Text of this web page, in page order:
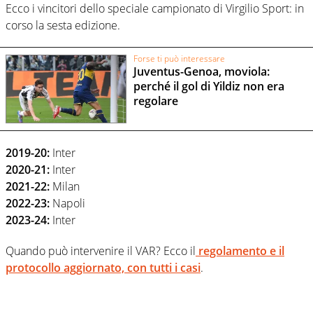
Ecco i vincitori dello speciale campionato di Virgilio Sport: in
corso la sesta edizione.
Forse ti può interessare
Juventus-Genoa, moviola:
perché il gol di Yildiz non era
regolare
2019-20: Inter
2020-21: Inter
2021-22: Milan
2022-23: Napoli
2023-24: Inter
Quando può intervenire il VAR? Ecco il regolamento e il
protocollo aggiornato, con tutti i casi.